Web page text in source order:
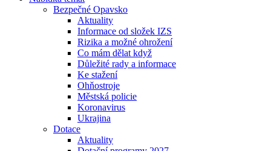
Bezpečné Opavsko
Aktuality
Informace od složek IZS
Rizika a možné ohrožení
Co mám dělat když
Důležité rady a informace
Ke stažení
Ohňostroje
Městská policie
Koronavirus
Ukrajina
Dotace
Aktuality